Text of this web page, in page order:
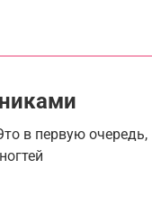
в первую очередь,